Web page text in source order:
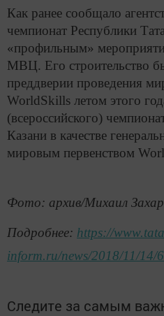
Как ранее сообщало
чемпионат Республики
«профильным»
МВЦ. Его строительство
преддверии проведения
WorldSkills летом этого
(всероссийского)
Казани в качестве
мировым первенством
Фото: архив/Михаил
Подробнее: https://
inform.ru/news/2018/11/14/
Следите за самым